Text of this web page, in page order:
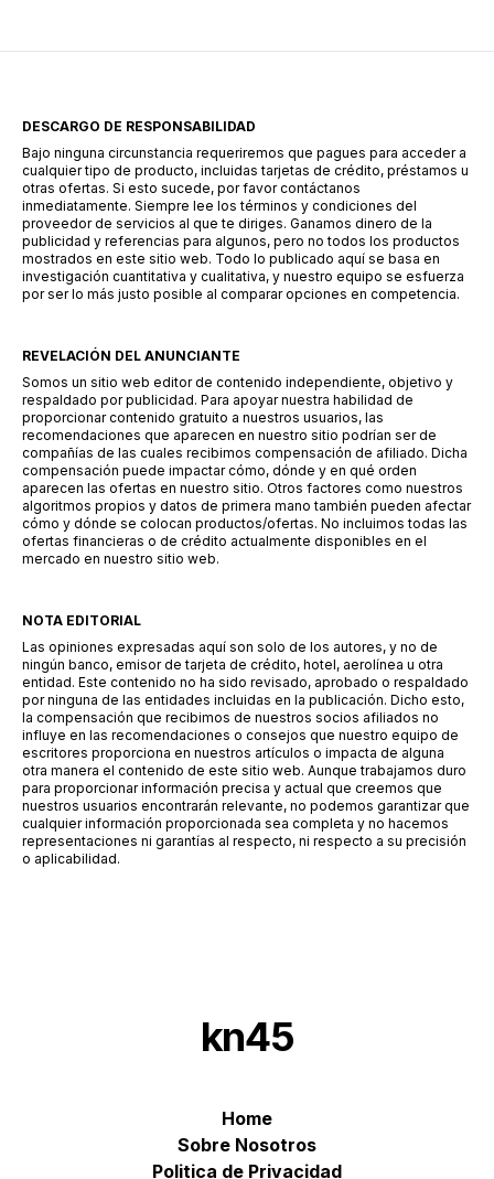
una alternativa para quienes quieren comparar
DESCARGO DE RESPONSABILIDAD
Bajo ninguna circunstancia requeriremos que pagues para acceder a
cualquier tipo de producto, incluidas tarjetas de crédito, préstamos u
otras ofertas. Si esto sucede, por favor contáctanos
inmediatamente. Siempre lee los términos y condiciones del
proveedor de servicios al que te diriges. Ganamos dinero de la
publicidad y referencias para algunos, pero no todos los productos
mostrados en este sitio web. Todo lo publicado aquí se basa en
investigación cuantitativa y cualitativa, y nuestro equipo se esfuerza
por ser lo más justo posible al comparar opciones en competencia.
REVELACIÓN DEL ANUNCIANTE
Somos un sitio web editor de contenido independiente, objetivo y
respaldado por publicidad. Para apoyar nuestra habilidad de
proporcionar contenido gratuito a nuestros usuarios, las
recomendaciones que aparecen en nuestro sitio podrían ser de
compañías de las cuales recibimos compensación de afiliado. Dicha
compensación puede impactar cómo, dónde y en qué orden
aparecen las ofertas en nuestro sitio. Otros factores como nuestros
algoritmos propios y datos de primera mano también pueden afectar
cómo y dónde se colocan productos/ofertas. No incluimos todas las
ofertas financieras o de crédito actualmente disponibles en el
mercado en nuestro sitio web.
NOTA EDITORIAL
Las opiniones expresadas aquí son solo de los autores, y no de
ningún banco, emisor de tarjeta de crédito, hotel, aerolínea u otra
entidad. Este contenido no ha sido revisado, aprobado o respaldado
por ninguna de las entidades incluidas en la publicación. Dicho esto,
la compensación que recibimos de nuestros socios afiliados no
influye en las recomendaciones o consejos que nuestro equipo de
escritores proporciona en nuestros artículos o impacta de alguna
otra manera el contenido de este sitio web. Aunque trabajamos duro
para proporcionar información precisa y actual que creemos que
nuestros usuarios encontrarán relevante, no podemos garantizar que
cualquier información proporcionada sea completa y no hacemos
representaciones ni garantías al respecto, ni respecto a su precisión
o aplicabilidad.
kn45
Home
Sobre Nosotros
Politica de Privacidad